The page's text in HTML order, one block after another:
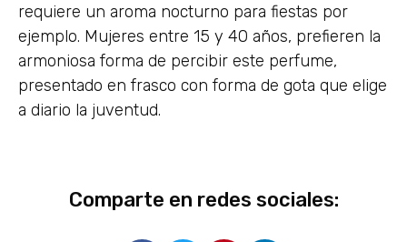
requiere un aroma nocturno para fiestas por
ejemplo. Mujeres entre 15 y 40 años, prefieren la
armoniosa forma de percibir este perfume,
presentado en frasco con forma de gota que elige
a diario la juventud.
Comparte en redes sociales: